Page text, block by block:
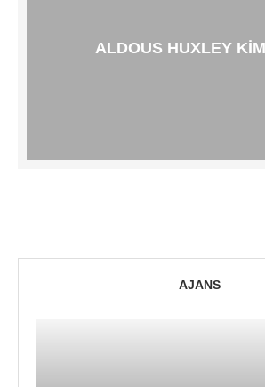
ALDOUS HUXLEY
AJANS